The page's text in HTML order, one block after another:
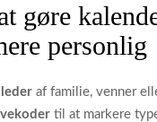
gøre
personlig
af familie, venner
til at markere